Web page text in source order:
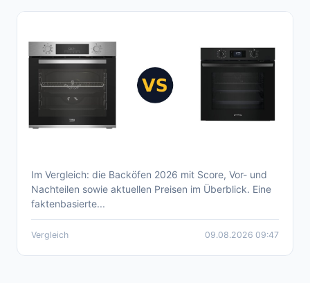
Aktueller oven Vergleich 2026 – Backöfen im
Überblick: Score, Vor- und Nachteile
Im Vergleich: die Backöfen 2026 mit Score, Vor- und
Nachteilen sowie aktuellen Preisen im Überblick. Eine
faktenbasierte...
Vergleich 09.08.2026 09:47